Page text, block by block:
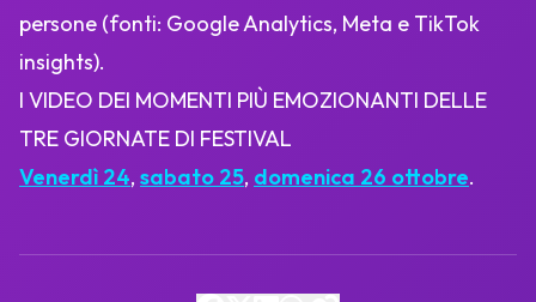
persone (fonti: Google Analytics, Meta e TikTok
insights).
I VIDEO DEI MOMENTI PIÙ EMOZIONANTI DELLE
TRE GIORNATE DI FESTIVAL
Venerdì 24, sabato 25, domenica 26 ottobre.